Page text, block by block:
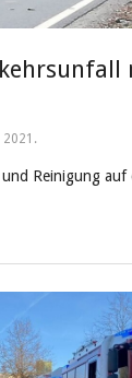
2021 .
Reinigung auf